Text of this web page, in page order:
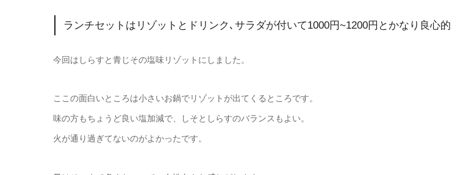
ランチセットはリゾットとドリンク､サラダが付いて1000円~1200円とかなり良心的
今回はしらすと青じその塩味リゾットにしました。
ここの面白いところは小さいお鍋でリゾットが出てくるところです。
味の方もちょうど良い塩加減で、しそとしらすのバランスもよい。
火が通り過ぎてないのがよかったです。